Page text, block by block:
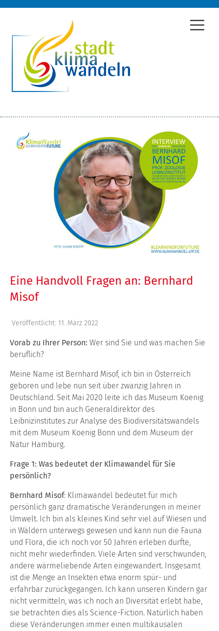
Eine Handvoll Fragen an: Bernhard
Misof
Veröffentlicht: 11. März 2022
Vorab zu Ihrer Person: Wer sind Sie und was machen Sie
beruflich?
Meine Name ist Bernhard Misof, ich bin in Österreich
geboren und lebe nun seit über zwanzig Jahren in
Deutschland. Seit Mai 2020 leite ich das Museum Koenig
in Bonn und bin auch Generaldirektor des
Leibnizinstitutes zur Analyse des Biodiversitätswandels
mit dem Museum Koenig Bonn und dem Museum der
Natur Hamburg.
Frage 1: Was bedeutet der Klimawandel für Sie
persönlich?
Bernhard Misof: Klimawandel bedeutet für mich
persönlich ganz dramatische Veränderungen in meiner
Umwelt. Ich bin als kleines Kind sehr viel auf Wiesen und
in Wäldern unterwegs gewesen und kann nun die Fauna
und Flora, die ich noch vor 50 Jahren erleben durfte,
nicht mehr wiederfinden. Viele Arten sind verschwunden,
andere wärmeliebende Arten eingewandert. Insgesamt
ist die Menge an Insekten etwa enorm spür- und
erfahrbar zurückgegangen. Ich kann unseren Kindern gar
nicht vermitteln, was ich noch an Diversität erlebt habe,
sie betrachten dies als Science-Fiction. Natürlich haben
diese Veränderungen immer einen multikausalen